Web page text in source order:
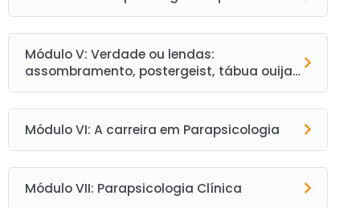
Módulo V: Verdade ou lendas:
assombramento, postergeist, tábua ouija…
Módulo VI: A carreira em Parapsicologia
Módulo VII: Parapsicologia Clínica